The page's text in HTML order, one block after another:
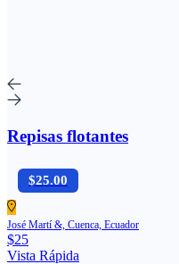
Repisas flotantes
$25.00
José Martí &, Cuenca, Ecuador
$25
Vista Rápida